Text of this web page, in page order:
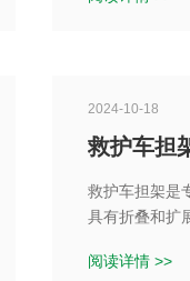
2024-10-18
救护车担
救护车担架是
具有折叠和扩
患者转移，没
阅读详情 >>